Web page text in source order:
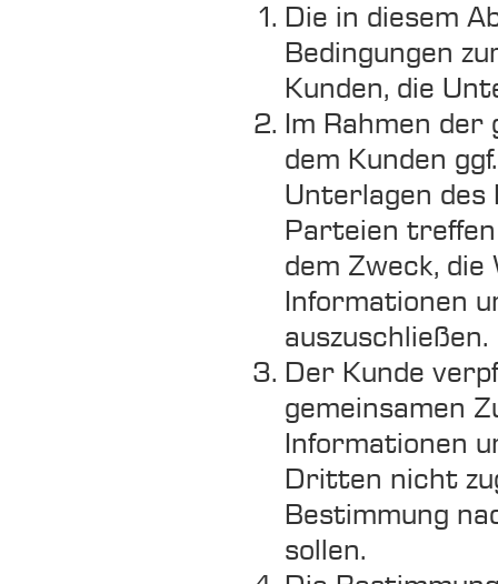
Die in diesem
Bedingungen
Kunden, die
Im Rahmen
dem Kunden
Unterlagen des
Parteien treffen
dem Zweck,
Informationen
auszuschließen.
Der Kunde
gemeinsamen
Informationen
Dritten nicht
Bestimmung
sollen.